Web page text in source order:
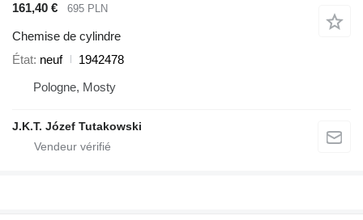
161,40 € 695 PLN
Chemise de cylindre
État neuf
1942478
Pologne, Mosty
J.K.T. Józef Tutakowski